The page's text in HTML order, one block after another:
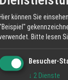
Brille, die beim
Przibilla. „Das
sollte
Hier können Sie
Bitte lesen
Besucher-
↓ 2 Dienste